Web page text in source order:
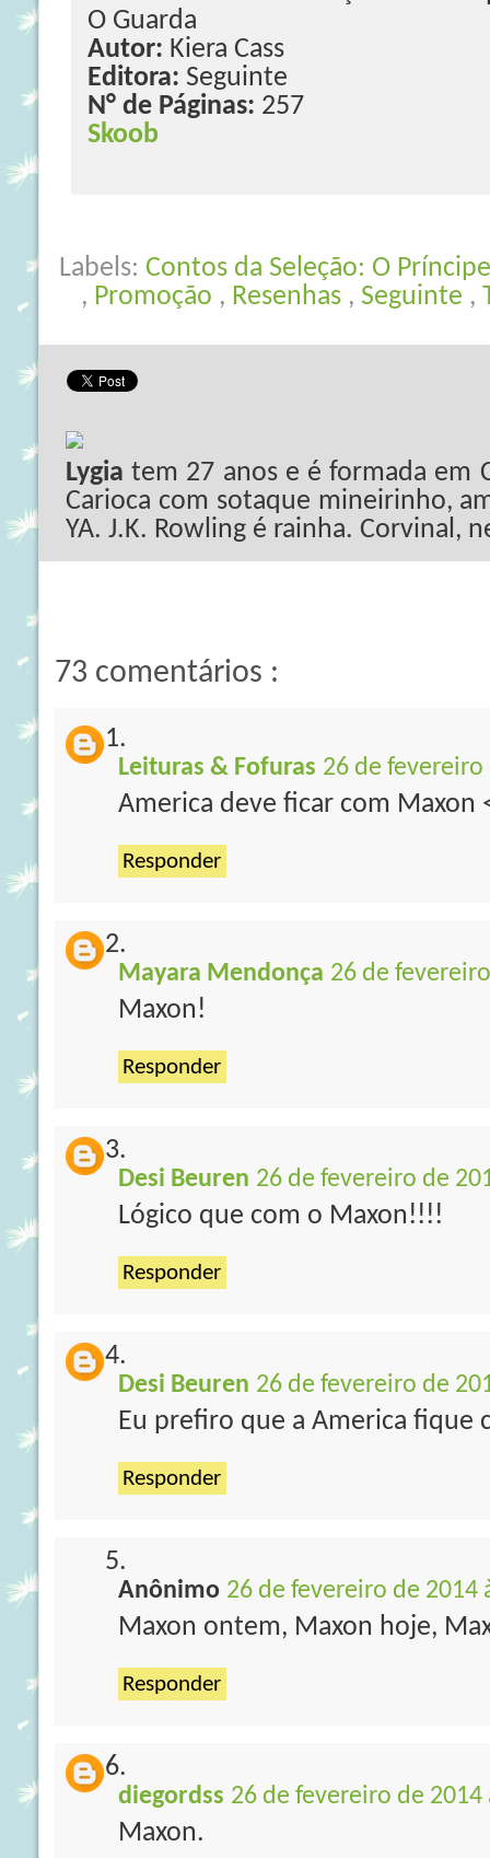
O Guarda
Autor: Kiera Cass
Editora: Seguinte
N° de Páginas: 257
Skoob
Labels: Contos da Seleção: O
, Promoção , Resenhas , Seguinte ,
Lygia tem 27 anos e é formada em
Carioca com sotaque mineirinho,
YA. J.K. Rowling é rainha. Corvinal,
73 comentários :
Leituras & Fofuras 26 de fevereiro
America deve ficar com Maxon
Responder
Mayara Mendonça 26 de
Maxon!
Responder
Desi Beuren 26 de fevereiro de
Lógico que com o Maxon!!!!
Responder
Desi Beuren 26 de fevereiro de
Eu prefiro que a America fique
Responder
Anônimo 26 de fevereiro de 2014
Maxon ontem, Maxon hoje,
Responder
diegordss 26 de fevereiro de 2014
Maxon.